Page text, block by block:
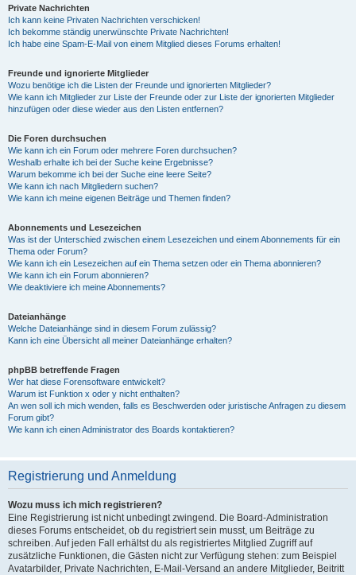
Private Nachrichten
Ich kann keine Privaten Nachrichten verschicken!
Ich bekomme ständig unerwünschte Private Nachrichten!
Ich habe eine Spam-E-Mail von einem Mitglied dieses Forums erhalten!
Freunde und ignorierte Mitglieder
Wozu benötige ich die Listen der Freunde und ignorierten Mitglieder?
Wie kann ich Mitglieder zur Liste der Freunde oder zur Liste der ignorierten Mitglieder
hinzufügen oder diese wieder aus den Listen entfernen?
Die Foren durchsuchen
Wie kann ich ein Forum oder mehrere Foren durchsuchen?
Weshalb erhalte ich bei der Suche keine Ergebnisse?
Warum bekomme ich bei der Suche eine leere Seite?
Wie kann ich nach Mitgliedern suchen?
Wie kann ich meine eigenen Beiträge und Themen finden?
Abonnements und Lesezeichen
Was ist der Unterschied zwischen einem Lesezeichen und einem Abonnements für ein
Thema oder Forum?
Wie kann ich ein Lesezeichen auf ein Thema setzen oder ein Thema abonnieren?
Wie kann ich ein Forum abonnieren?
Wie deaktiviere ich meine Abonnements?
Dateianhänge
Welche Dateianhänge sind in diesem Forum zulässig?
Kann ich eine Übersicht all meiner Dateianhänge erhalten?
phpBB betreffende Fragen
Wer hat diese Forensoftware entwickelt?
Warum ist Funktion x oder y nicht enthalten?
An wen soll ich mich wenden, falls es Beschwerden oder juristische Anfragen zu diesem
Forum gibt?
Wie kann ich einen Administrator des Boards kontaktieren?
Registrierung und Anmeldung
Wozu muss ich mich registrieren?
Eine Registrierung ist nicht unbedingt zwingend. Die Board-Administration
dieses Forums entscheidet, ob du registriert sein musst, um Beiträge zu
schreiben. Auf jeden Fall erhältst du als registriertes Mitglied Zugriff auf
zusätzliche Funktionen, die Gästen nicht zur Verfügung stehen: zum Beispiel
Avatarbilder, Private Nachrichten, E-Mail-Versand an andere Mitglieder, Beitritt